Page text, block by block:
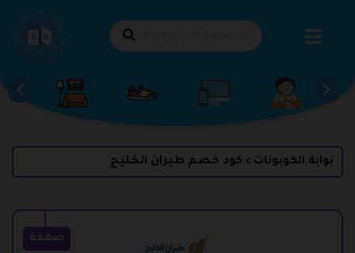
بوابة الكوبونات > كود خصم طيران الخليج
صفقة